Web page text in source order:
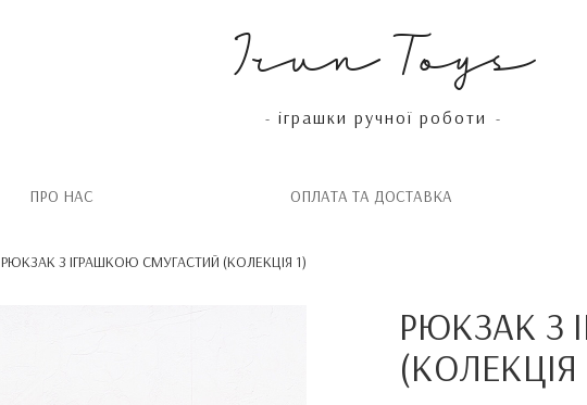
Irun Toys
- іграшки ручної роботи -
ПРО НАС OПЛАТА ТА ДОСТАВКА
РЮКЗАК З ІГРАШКОЮ СМУГАСТИЙ (КОЛЕКЦІЯ 1)
РЮКЗАК З
(КОЛЕКЦІЯ